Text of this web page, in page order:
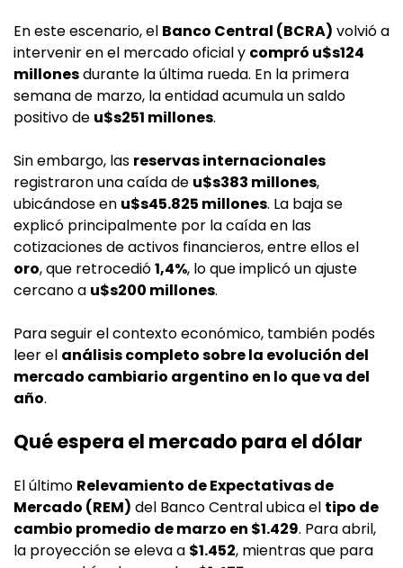
En este escenario, el Banco Central (BCRA) volvió a
intervenir en el mercado oficial y compró u$s124
millonesdurante la última rueda. En la primera
semana de marzo, la entidad acumula un saldo
positivo de u$s251 millones.
Sin embargo, las reservas internacionales
registraron una caída de u$s383 millones,
ubicándose en u$s45.825 millones. La baja se
explicó principalmente por la caída en las
cotizaciones de activos financieros, entre ellos el
oro, que retrocedió1,4%, lo que implicó un ajuste
cercano a u$s200 millones.
Para seguir el contexto económico, también podés
leer el análisis completo sobre la evolución del
mercado cambiario argentino en lo que va del
año.
Qué espera el mercado para el dólar
El último Relevamiento de Expectativas de
Mercado (REM) del Banco Central ubica el tipo de
cambio promedio de marzo en $1.429. Para abril,
la proyección se eleva a $1.452, mientras que para